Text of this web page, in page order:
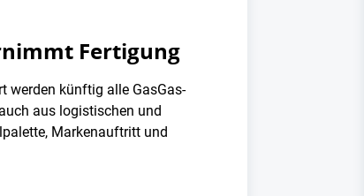
Fertigung
werden künftig alle GasGas-
aus logistischen und
Markenauftritt und